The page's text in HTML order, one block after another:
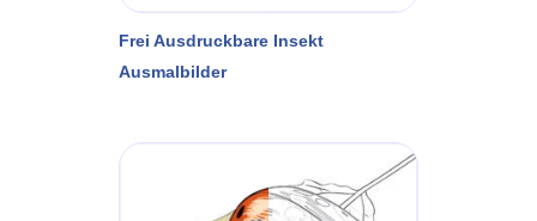
Frei Ausdruckbare Insekt
Ausmalbilder